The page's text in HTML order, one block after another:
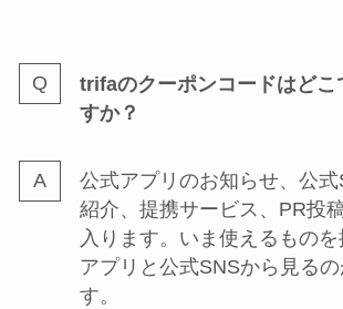
trifaのクーポンコードはどこ
すか？
公式アプリのお知らせ、公式
紹介、提携サービス、PR投
入ります。いま使えるものを
アプリと公式SNSから見る
す。